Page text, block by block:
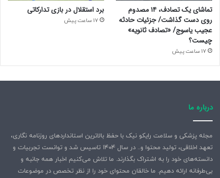
تماشای یک تصادف، ۱۴ مصدوم
روی دست گذاشت/ جزئیات حادثه
عجیب یاسوج/ «تصادف ثانویه»
چیست؟
17 ساعت پیش
برد استقلال در بازی تدارکاتی
17 ساعت پیش
درباره ما
مجله پزشکی و سلامت رایکو نیک با حفظ بالاترین استانداردهای روزنامه نگاری،
تعهد اخلاقی، تولید محتوا و.. در سال ۱۴۰۴ تاسیس شد و توانست تجربیات و
دانسته‌های خود را به اشتراک بگذارند. ما تلاش می‌کنیم اخبار همه جانبه و
بی‌طرفانه ارائه دهیم. ما خالقان محتوای خود را از نظر تخصص در موضوعات